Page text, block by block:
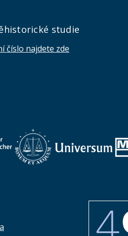
studie
číslo najdete zde